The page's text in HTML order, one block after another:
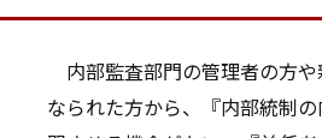
内部監査部門の管理者の方
なられた方から、『内部統制